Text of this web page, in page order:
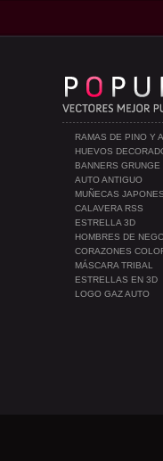
RAMAS DE PINO Y
HUEVOS
BANNERS GRUNGE
AUTO ANTIGUO
MUÑECAS
CALAVERA RSS
ESTRELLA 3D
HOMBRES DE
CORAZONES
MÁSCARA TRIBAL
ESTRELLAS EN 3D
LOGO GAZ AUTO